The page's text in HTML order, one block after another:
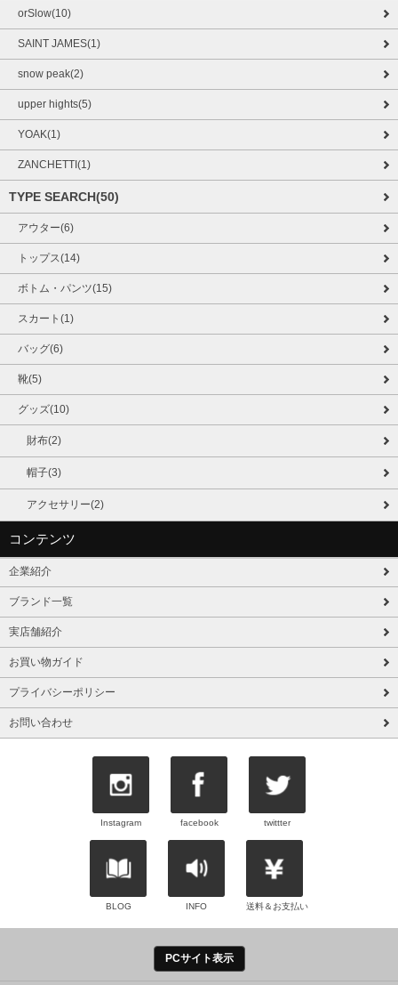
orSlow(10)
SAINT JAMES(1)
snow peak(2)
upper hights(5)
YOAK(1)
ZANCHETTI(1)
TYPE SEARCH(50)
アウター(6)
トップス(14)
ボトム・パンツ(15)
スカート(1)
バッグ(6)
靴(5)
グッズ(10)
財布(2)
帽子(3)
アクセサリー(2)
コンテンツ
企業紹介
ブランド一覧
実店舗紹介
お買い物ガイド
プライバシーポリシー
お問い合わせ
Instagram facebook twittter
BLOG INFO 送料＆お支払い
PCサイト表示